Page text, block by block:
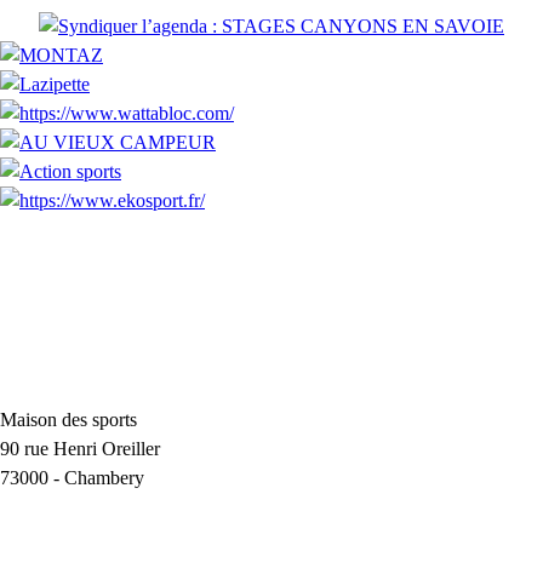
Maison des sports
90 rue Henri Oreiller
73000 - Chambery